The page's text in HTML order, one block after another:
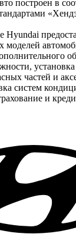
построен в
Hyundai
моделей
частей и
систем
и